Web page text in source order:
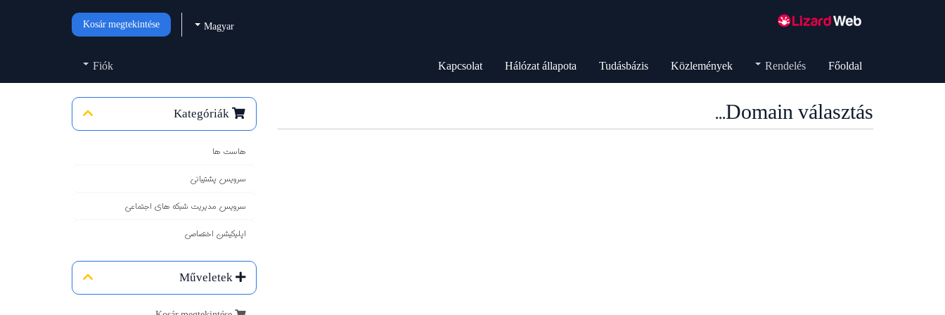
Magyar
Kosár megtekintése
Főoldal
Rendelés
Közlemények
Tudásbázis
Hálózat állapota
Kapcsolat
Fiók
Domain választás...
Kategóriák
هاست ها
سرویس پشتیبانی
سرویس مدیریت شبکه های اجتماعی
اپلیکیشن اختصاصی
Műveletek